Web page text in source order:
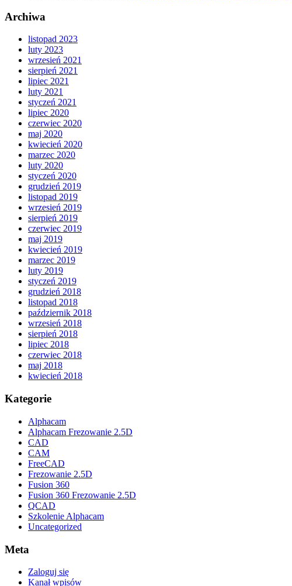
Archiwa
listopad 2023
luty 2023
wrzesień 2021
sierpień 2021
lipiec 2021
luty 2021
styczeń 2021
lipiec 2020
czerwiec 2020
maj 2020
kwiecień 2020
marzec 2020
luty 2020
styczeń 2020
grudzień 2019
listopad 2019
wrzesień 2019
sierpień 2019
czerwiec 2019
maj 2019
kwiecień 2019
marzec 2019
luty 2019
styczeń 2019
grudzień 2018
listopad 2018
październik 2018
wrzesień 2018
sierpień 2018
lipiec 2018
czerwiec 2018
maj 2018
kwiecień 2018
Kategorie
Alphacam
Alphacam Frezowanie 2.5D
CAD
CAM
FreeCAD
Frezowanie 2.5D
Fusion 360
Fusion 360 Frezowanie 2.5D
QCAD
Szkolenie Alphacam
Uncategorized
Meta
Zaloguj się
Kanał wpisów